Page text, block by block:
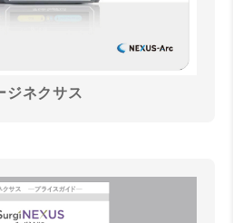
ジネクサス